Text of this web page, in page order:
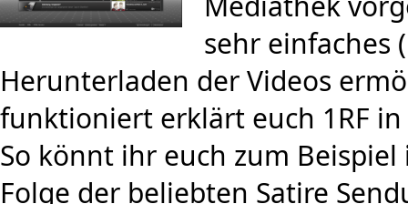
sehr einfaches
Herunterladen der Videos
funktioniert erklärt euch 1RF
So könnt ihr euch zum
Folge der beliebten Satire